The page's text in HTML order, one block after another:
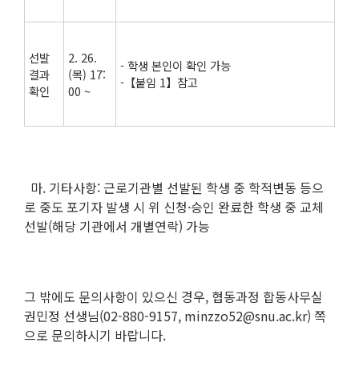
선발
결과
확인
2. 26.
(목) 17:
00 ~
- 학생 본인이 확인 가능
-【붙임 1】참고
마. 기타사항: 근로기관별 선발된 학생 중 학적변동 등으
로 중도 포기자 발생 시 위 신청·승인 완료한 학생 중 교체
선발(해당 기관에서 개별연락) 가능
그 밖에도 문의사항이 있으신 경우, 협동과정 합동사무실
권민정 선생님(02-880-9157, minzzo52@snu.ac.kr) 쪽
으로 문의하시기 바랍니다.